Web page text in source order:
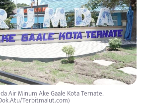
Air Minum Ake Gaale Kota Ternate.
Terbitmalut.com)